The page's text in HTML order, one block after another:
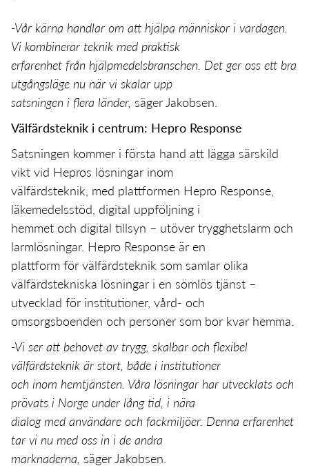
-Vår kärna handlar om att hjälpa människor i vardagen.
Vi kombinerar teknik med praktisk
erfarenhet från hjälpmedelsbranschen. Det ger oss ett bra
utgångsläge nu när vi skalar upp
satsningen i flera länder, säger Jakobsen.
Välfärdsteknik i centrum: Hepro Response
Satsningen kommer i första hand att lägga särskild
vikt vid Hepros lösningar inom
välfärdsteknik, med plattformen Hepro Response,
läkemedelsstöd, digital uppföljning i
hemmet och digital tillsyn – utöver trygghetslarm och
larmlösningar. Hepro Response är en
plattform för välfärdsteknik som samlar olika
välfärdstekniska lösningar i en sömlös tjänst –
utvecklad för institutioner, vård- och
omsorgsboenden och personer som bor kvar hemma.
-Vi ser att behovet av trygg, skalbar och flexibel
välfärdsteknik är stort, både i institutioner
och inom hemtjänsten. Våra lösningar har utvecklats och
prövats i Norge under lång tid, i nära
dialog med användare och fackmiljöer. Denna erfarenhet
tar vi nu med oss in i de andra
marknaderna, säger Jakobsen.